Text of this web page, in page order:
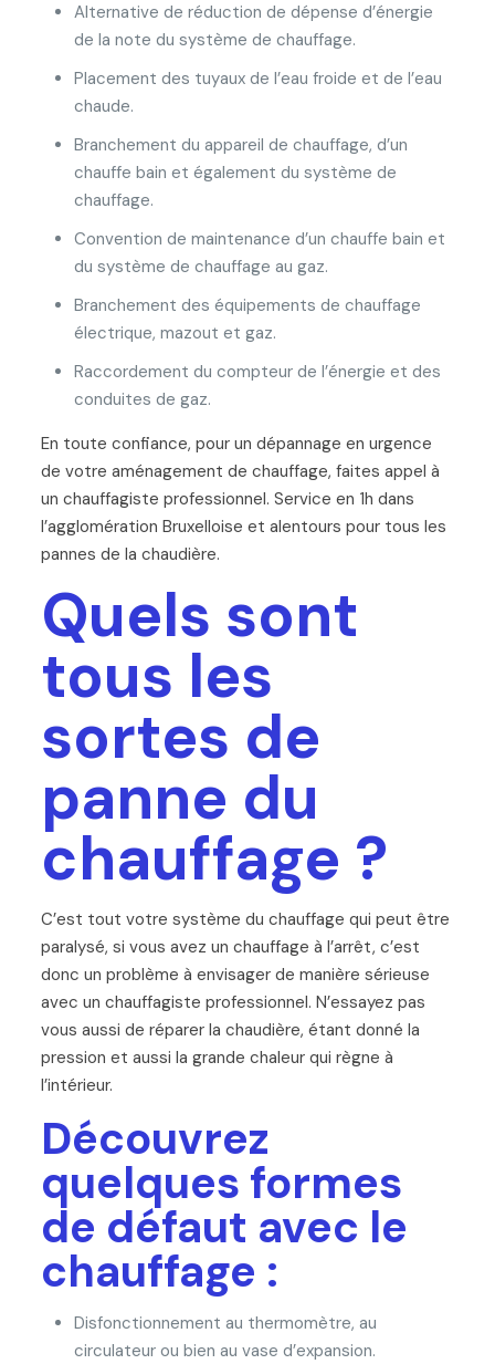
Alternative de réduction de dépense d’énergie
de la note du système de chauffage.
Placement des tuyaux de l’eau froide et de l’eau
chaude.
Branchement du appareil de chauffage, d’un
chauffe bain et également du système de
chauffage.
Convention de maintenance d’un chauffe bain et
du système de chauffage au gaz.
Branchement des équipements de chauffage
électrique, mazout et gaz.
Raccordement du compteur de l’énergie et des
conduites de gaz.
En toute confiance, pour un dépannage en urgence
de votre aménagement de chauffage, faites appel à
un chauffagiste professionnel. Service en 1h dans
l’agglomération Bruxelloise et alentours pour tous les
pannes de la chaudière.
Quels sont
tous les
sortes de
panne du
chauffage ?
C’est tout votre système du chauffage qui peut être
paralysé, si vous avez un chauffage à l’arrêt, c’est
donc un problème à envisager de manière sérieuse
avec un chauffagiste professionnel. N’essayez pas
vous aussi de réparer la chaudière, étant donné la
pression et aussi la grande chaleur qui règne à
l’intérieur.
Découvrez
quelques formes
de défaut avec le
chauffage :
Disfonctionnement au thermomètre, au
circulateur ou bien au vase d’expansion.